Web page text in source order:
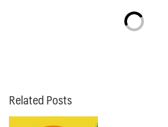
Related Posts